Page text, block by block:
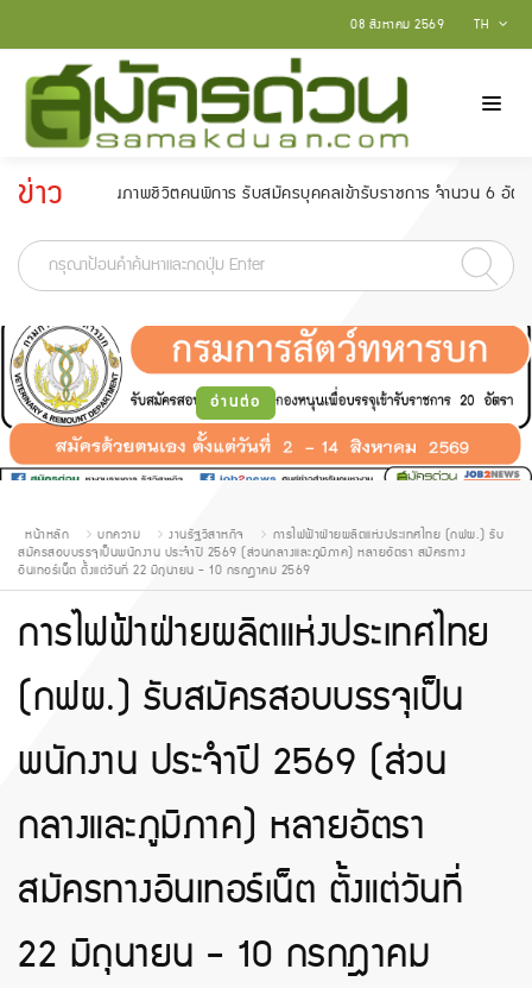
TH
08 สิงหาคม 2569
ข่าว
ประกาศ
ฒนาคุณภาพชีวิตคนพิการ รับสมัครบุคคลเข้ารับราชการ จำนวน 6 อัตรา สมัค
-
อ่านต่อ
หน้าหลัก บทความ งานรัฐวิสาหกิจ
การไฟฟ้าฝ่ายผลิตแห่งประเทศไทย (กฟผ.) รับ
สมัครสอบบรรจุเป็นพนักงาน ประจำปี 2569 (ส่วนกลางและภูมิภาค) หลายอัตรา สมัครทาง
อินเทอร์เน็ต ตั้งแต่วันที่ 22 มิถุนายน - 10 กรกฎาคม 2569
การไฟฟ้าฝ่ายผลิตแห่งประเทศไทย
(กฟผ.) รับสมัครสอบบรรจุเป็น
พนักงาน ประจำปี 2569 (ส่วน
กลางและภูมิภาค) หลายอัตรา
สมัครทางอินเทอร์เน็ต ตั้งแต่วันที่
22 มิถุนายน - 10 กรกฎาคม